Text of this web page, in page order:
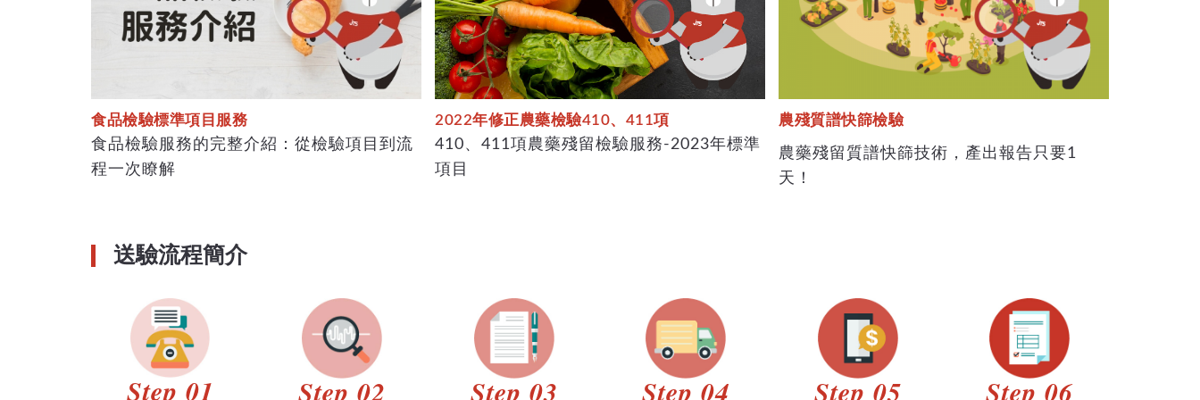
食品檢驗標準項目服務
食品檢驗服務的完整介紹：從檢驗項目到流
程一次瞭解
2022年修正農藥檢驗410、411項
410、411項農藥殘留檢驗服務-2023年標準
項目
農殘質譜快篩檢驗
農藥殘留質譜快篩技術，產出報告只要1
天！
送驗流程簡介
Step 01 Step 02 Step 03 Step 04 Step 05 Step 06